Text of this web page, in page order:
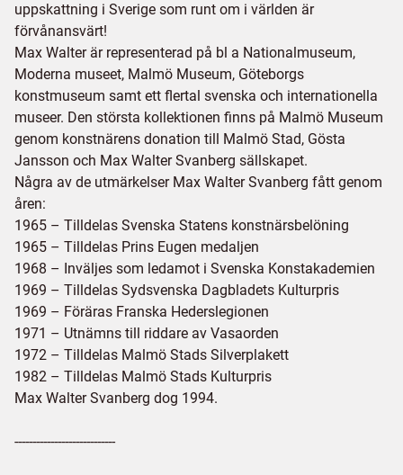
uppskattning i Sverige som runt om i världen är
förvånansvärt!
Max Walter är representerad på bl a Nationalmuseum,
Moderna museet, Malmö Museum, Göteborgs
konstmuseum samt ett flertal svenska och internationella
museer. Den största kollektionen finns på Malmö Museum
genom konstnärens donation till Malmö Stad, Gösta
Jansson och Max Walter Svanberg sällskapet.
Några av de utmärkelser Max Walter Svanberg fått genom
åren:
1965 – Tilldelas Svenska Statens konstnärsbelöning
1965 – Tilldelas Prins Eugen medaljen
1968 – Inväljes som ledamot i Svenska Konstakademien
1969 – Tilldelas Sydsvenska Dagbladets Kulturpris
1969 – Föräras Franska Hederslegionen
1971 – Utnämns till riddare av Vasaorden
1972 – Tilldelas Malmö Stads Silverplakett
1982 – Tilldelas Malmö Stads Kulturpris
Max Walter Svanberg dog 1994.
----------------------------